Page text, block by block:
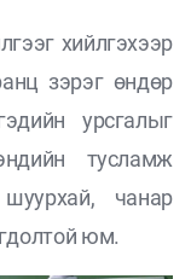
хийлгэхээр
зэрэг өндөр
урсгалыг
тусламж
чанар
юм.